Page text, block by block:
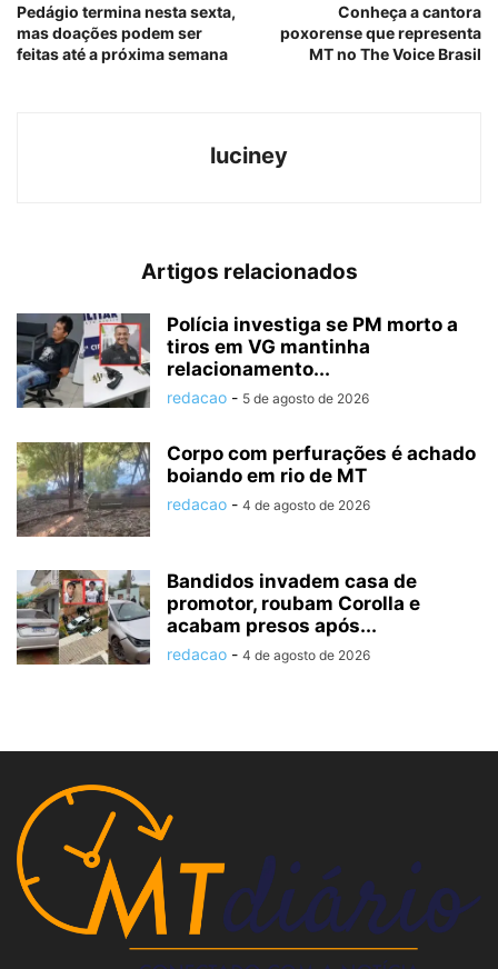
Pedágio termina nesta sexta,
mas doações podem ser
feitas até a próxima semana
Conheça a cantora
poxorense que representa
MT no The Voice Brasil
luciney
Artigos relacionados
Polícia investiga se PM morto a
tiros em VG mantinha
relacionamento...
redacao - 5 de agosto de 2026
Corpo com perfurações é achado
boiando em rio de MT
redacao - 4 de agosto de 2026
Bandidos invadem casa de
promotor, roubam Corolla e
acabam presos após...
redacao - 4 de agosto de 2026